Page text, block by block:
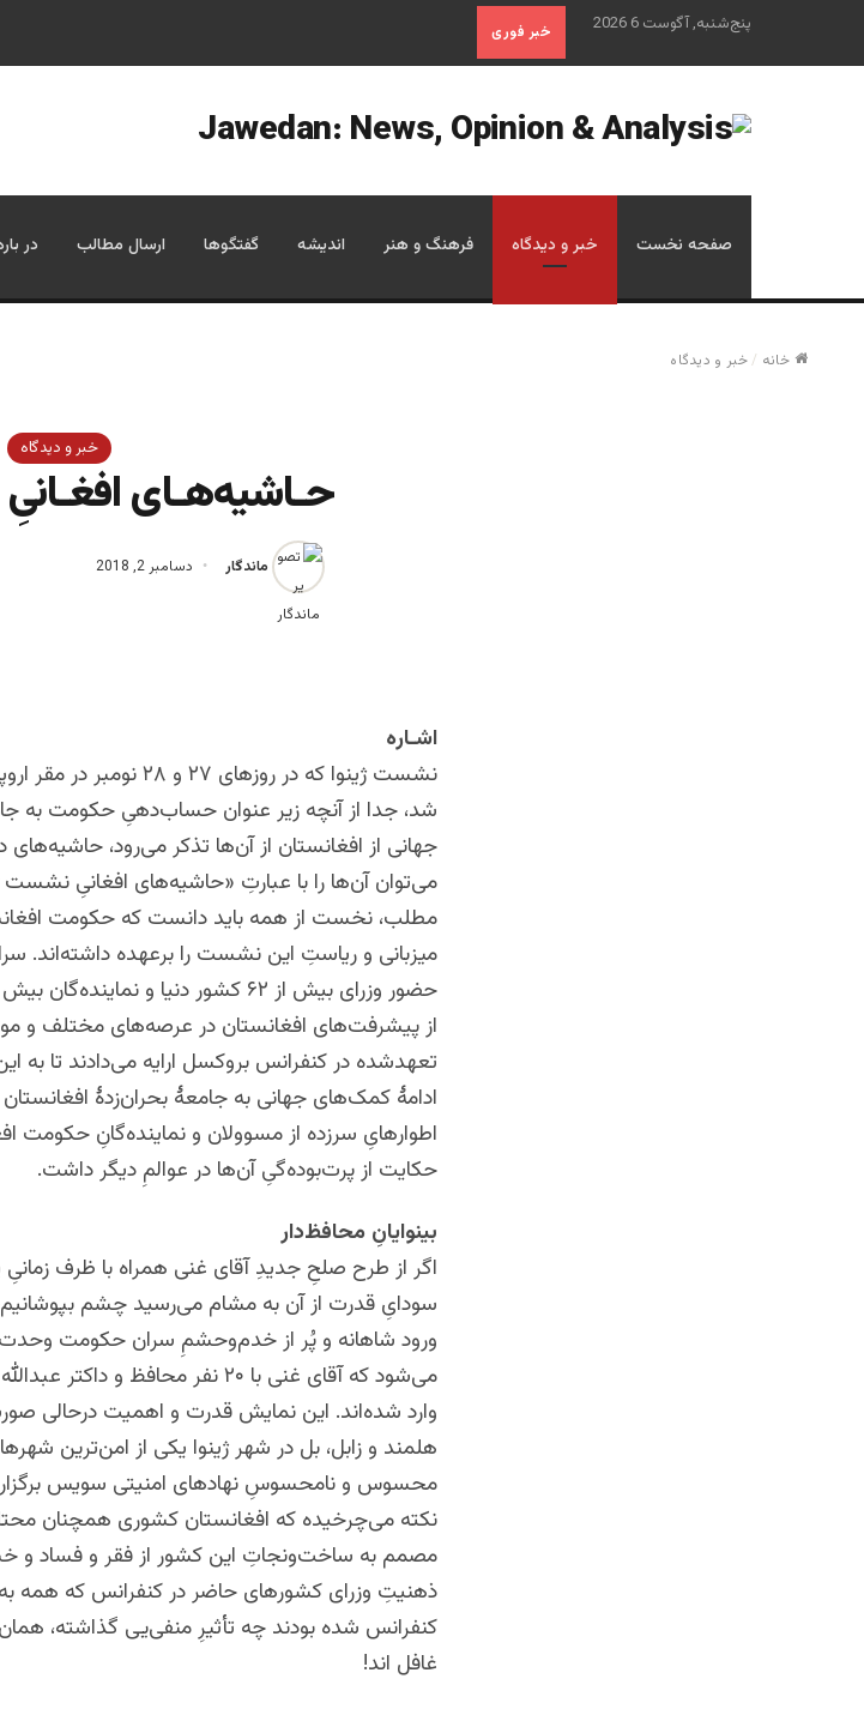
پنج‌شنبه, آگوست 6 2026 خبر فوری
صفحه نخست خبر و دیدگاه فرهنگ و هنر اندیشه گفتگوها ارسال مطالب در
خانه /خبر و دیدگاه
خبر و دیدگاه
حـاشیه‌هـای
ماندگار دسامبر 2, 2018
اشـاره
نشست ژینوا که در روزهای
شد، جدا از آنچه زیر عنوان حساب‌دهیِ حکومت به
جهانی از افغانستان از آن‌ها تذکر می‌رود،
می‌توان آن‌ها را با عبارتِ «حاشیه‌های افغانیِ نشست
مطلب، نخست از همه باید دانست که حکومت
میزبانی و ریاستِ این نشست را برعهده
از پیشرفت‌های افغانستان در عرصه‌های مختلف و
تعهدشده در کنفرانس بروکسل ارایه می‌دادند تا به
ادامۀ کمک‌های جهانی به جامعۀ بحران‌زدۀ
اطوارهایِ سرزده از مسوولان و نماینده‌گانِ حکومت
حکایت از پرت‌بوده‌گیِ آن‌ها در عوالمِ دیگر داشت.
بینوایانِ محافظ‌دار
اگر از طرح صلحِ جدیدِ آقای غنی همراه با ظرف
سودایِ قدرت از آن به مشام می‌رسید چشم بپوشانیم،
ورود شاهانه و پُر از خدم‌وحشمِ سران حکومت
وارد شده‌اند. این نمایش قدرت و اهمیت درحالی
هلمند و زابل، بل در شهر ژینوا یکی از امن‌ترین
محسوس و نامحسوسِ نهادهای امنیتی سویس برگزار
نکته می‌چرخیده که افغانستان کشوری همچنان
مصمم به ساخت‌ونجاتِ این کشور از فقر و فساد و
ذهنیتِ وزرای کشورهای حاضر در کنفرانس که همه
کنفرانس شده‌ بودند چه تأثیرِ منفی‌یی گذاشته،
غافل اند!